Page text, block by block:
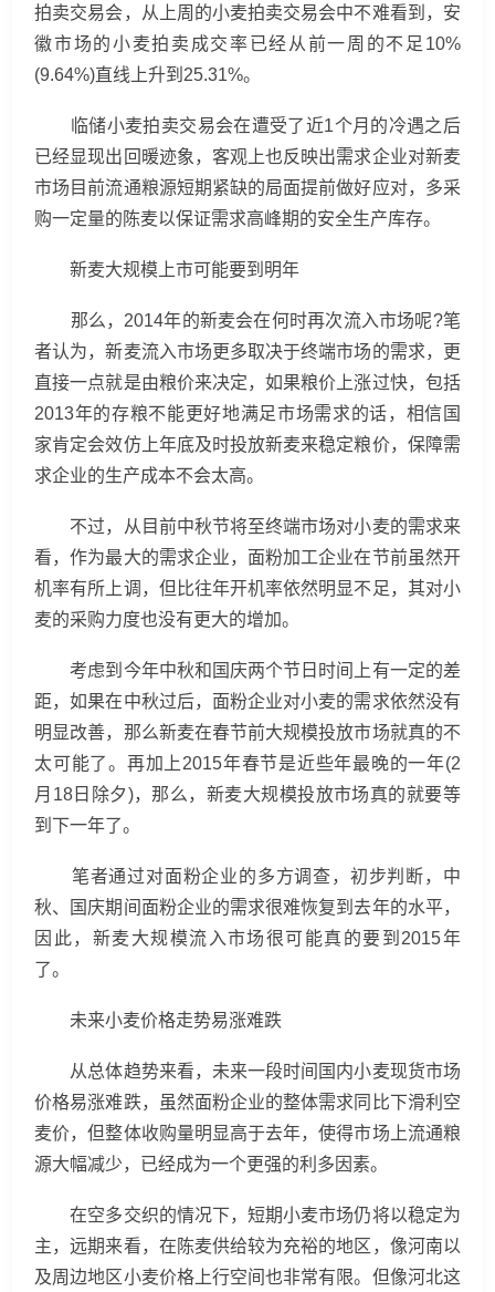
拍卖交易会，从上周的小麦拍卖交易会中不难看到，安
徽市场的小麦拍卖成交率已经从前一周的不足10%
(9.64%)直线上升到25.31%。
临储小麦拍卖交易会在遭受了近1个月的冷遇之后
已经显现出回暖迹象，客观上也反映出需求企业对新麦
市场目前流通粮源短期紧缺的局面提前做好应对，多采
购一定量的陈麦以保证需求高峰期的安全生产库存。
新麦大规模上市可能要到明年
那么，2014年的新麦会在何时再次流入市场呢?笔
者认为，新麦流入市场更多取决于终端市场的需求，更
直接一点就是由粮价来决定，如果粮价上涨过快，包括
2013年的存粮不能更好地满足市场需求的话，相信国
家肯定会效仿上年底及时投放新麦来稳定粮价，保障需
求企业的生产成本不会太高。
不过，从目前中秋节将至终端市场对小麦的需求来
看，作为最大的需求企业，面粉加工企业在节前虽然开
机率有所上调，但比往年开机率依然明显不足，其对小
麦的采购力度也没有更大的增加。
考虑到今年中秋和国庆两个节日时间上有一定的差
距，如果在中秋过后，面粉企业对小麦的需求依然没有
明显改善，那么新麦在春节前大规模投放市场就真的不
太可能了。再加上2015年春节是近些年最晚的一年(2
月18日除夕)，那么，新麦大规模投放市场真的就要等
到下一年了。
笔者通过对面粉企业的多方调查，初步判断，中
秋、国庆期间面粉企业的需求很难恢复到去年的水平，
因此，新麦大规模流入市场很可能真的要到2015年
了。
未来小麦价格走势易涨难跌
从总体趋势来看，未来一段时间国内小麦现货市场
价格易涨难跌，虽然面粉企业的整体需求同比下滑利空
麦价，但整体收购量明显高于去年，使得市场上流通粮
源大幅减少，已经成为一个更强的利多因素。
在空多交织的情况下，短期小麦市场仍将以稳定为
主，远期来看，在陈麦供给较为充裕的地区，像河南以
及周边地区小麦价格上行空间也非常有限。但像河北这